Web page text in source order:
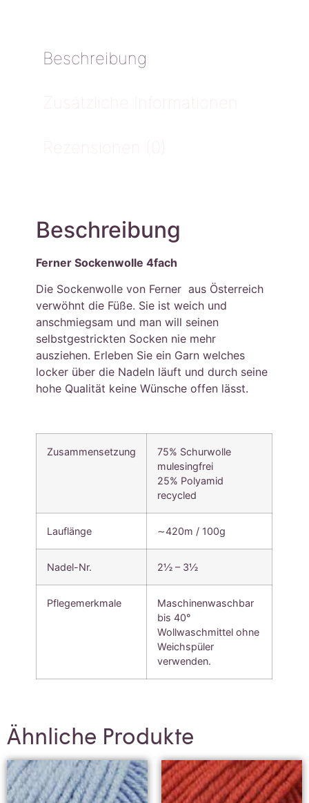
Beschreibung
Zusätzliche Informationen
Beschreibung
Ferner Sockenwolle 4fach
Die Sockenwolle von Ferner aus Österreich
verwöhnt die Füße. Sie ist weich und
anschmiegsam und man will seinen
selbstgestrickten Socken nie mehr
ausziehen. Erleben Sie ein Garn welches
locker über die Nadeln läuft und durch seine
hohe Qualität keine Wünsche offen lässt.
Zusammensetzung
75% Schurwolle
mulesingfrei
25% Polyamid
recycled
Lauflänge ∼420m / 100g
Nadel-Nr. 2½ – 3½
Pflegemerkmale
Maschinenwaschbar
bis 40°
Wollwaschmittel ohne
Weichspüler
verwenden.
Ähnliche Produkte